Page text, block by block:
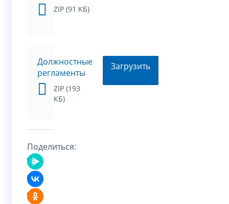
ZIP (91 КБ)
Должностные
регламенты
ZIP (193
КБ)
Загрузить
Поделиться: